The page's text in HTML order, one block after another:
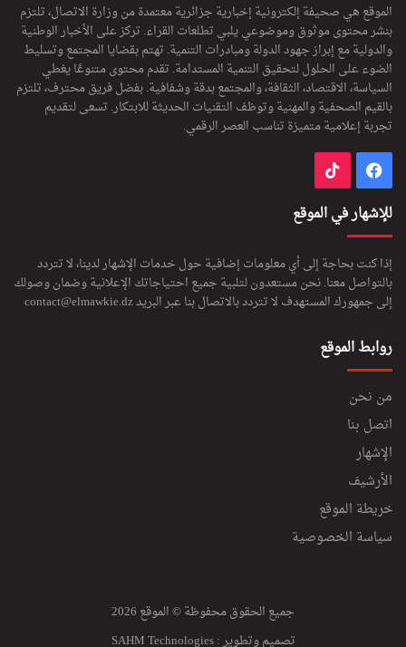
الموقع هي صحيفة إلكترونية إخبارية جزائرية معتمدة من وزارة الاتصال، تلتزم
بنشر محتوى موثوق وموضوعي يلبي تطلعات القراء. تركز على الأخبار الوطنية
والدولية مع إبراز جهود الدولة ومبادرات التنمية. تهتم بقضايا المجتمع وتسليط
الضوء على الحلول لتحقيق التنمية المستدامة. تقدم محتوى متنوعًا يغطي
السياسة، الاقتصاد، الثقافة، والمجتمع بدقة وشفافية. بفضل فريق محترف، تلتزم
بالقيم الصحفية والمهنية وتوظف التقنيات الحديثة للابتكار. تسعى لتقديم
تجربة إعلامية متميزة تناسب العصر الرقمي.
فيسبوك
للإشهار في الموقع
إذا كنت بحاجة إلى أي معلومات إضافية حول خدمات الإشهار لدينا، لا تتردد
بالتواصل معنا. نحن مستعدون لتلبية جميع احتياجاتك الإعلانية وضمان وصولك
إلى جمهورك المستهدف لا تتردد بالاتصال بنا عبر البريدcontact@elmawkie.dz
روابط الموقع
من نحن
اتصل بنا
الإشهار
الأرشيف
خريطة الموقع
سياسة الخصوصية
جميع الحقوق محفوظة © الموقع 2026
تصميم وتطوير :SAHM Technologies